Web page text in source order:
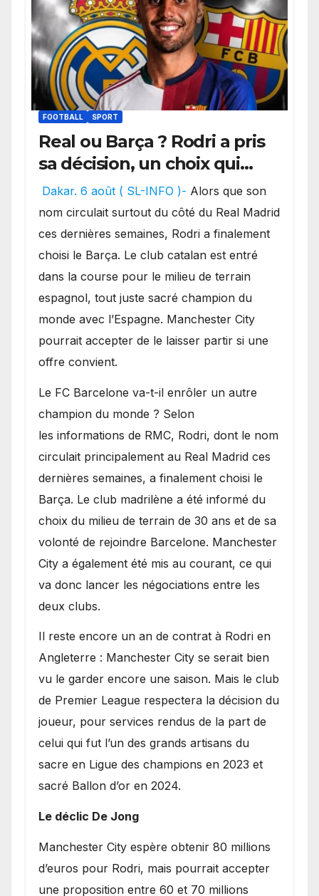
FOOTBALL SPORT
Real ou Barça ? Rodri a pris
sa décision, un choix qui
pourrait faire grand bruit
sur le marché des
transferts.
Dakar. 6 août ( SL-INFO )- Alors que son
nom circulait surtout du côté du Real Madrid
ces dernières semaines, Rodri a finalement
choisi le Barça. Le club catalan est entré
dans la course pour le milieu de terrain
espagnol, tout juste sacré champion du
monde avec l’Espagne. Manchester City
pourrait accepter de le laisser partir si une
offre convient.
​Le FC Barcelone va-t-il enrôler un autre
champion du monde ? Selon
les informations de RMC, Rodri, dont le nom
circulait principalement au Real Madrid ces
dernières semaines, a finalement choisi le
Barça. Le club madrilène a été informé du
choix du milieu de terrain de 30 ans et de sa
volonté de rejoindre Barcelone. Manchester
City a également été mis au courant, ce qui
va donc lancer les négociations entre les
deux clubs.
​Il reste encore un an de contrat à Rodri en
Angleterre : Manchester City se serait bien
vu le garder encore une saison. Mais le club
de Premier League respectera la décision du
joueur, pour services rendus de la part de
celui qui fut l’un des grands artisans du
sacre en Ligue des champions en 2023 et
sacré Ballon d’or en 2024.
Le déclic De Jong
​Manchester City espère obtenir 80 millions
d’euros pour Rodri, mais pourrait accepter
une proposition entre 60 et 70 millions